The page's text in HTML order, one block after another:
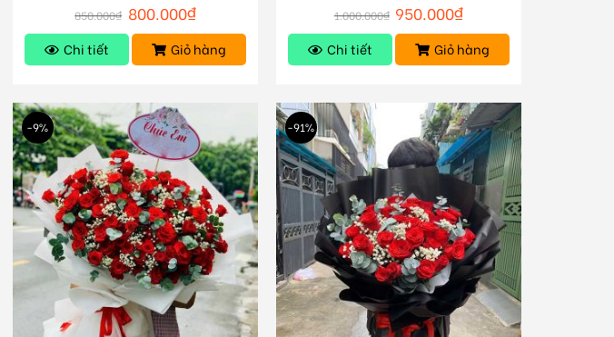
850.000₫ 800.000₫
Chi tiết Giỏ hàng
1.000.000₫ 950.000₫
Chi tiết Giỏ hàng
-9% -91%